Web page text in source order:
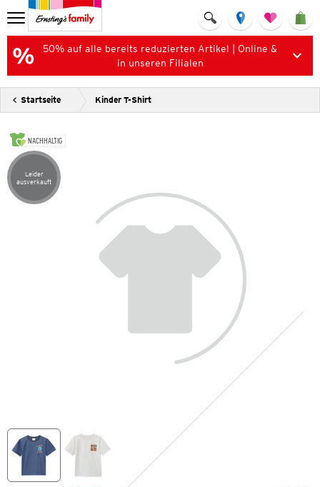
50% auf alle bereits reduzierten Artikel | Online &
in unseren Filialen
Startseite Kinder T-Shirt
NACHHALTIG
Artikel leider ausverkauft
Leider
ausverkauft